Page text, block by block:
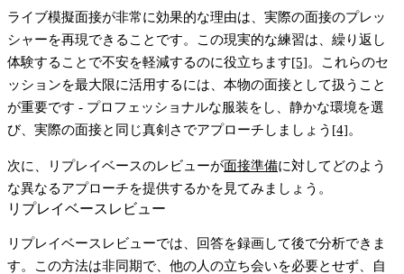
ライブ模擬面接が非常に効果的な理由は、実際の面接のプレッ
シャーを再現できることです。この現実的な練習は、繰り返し
体験することで不安を軽減するのに役立ちます[5]。これらのセ
ッションを最大限に活用するには、本物の面接として扱うこと
が重要です - プロフェッショナルな服装をし、静かな環境を選
び、実際の面接と同じ真剣さでアプローチしましょう [4]。
次に、リプレイベースのレビューが面接準備に対してどのよう
な異なるアプローチを提供するかを見てみましょう。
リプレイベースレビュー
リプレイベースレビューでは、回答を録画して後で分析できま
す。この方法は非同期で、他の人の立ち会いを必要とせず、自